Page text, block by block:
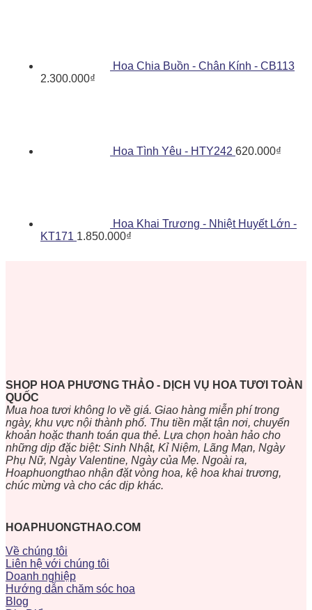
Hoa Chia Buồn - Chân Kính - CB113
2.300.000₫
Hoa Tình Yêu - HTY242 620.000₫
Hoa Khai Trương - Nhiệt Huyết Lớn -
KT171 1.850.000₫
SHOP HOA PHƯƠNG THẢO - DỊCH VỤ HOA TƯƠI TOÀN
QUỐC
Mua hoa tươi không lo về giá. Giao hàng miễn phí trong
ngày, khu vực nội thành phố. Thu tiền mặt tận nơi, chuyển
khoản hoặc thanh toán qua thẻ. Lựa chọn hoàn hảo cho
những dịp đặc biệt: Sinh Nhật, Kỉ Niệm, Lãng Mạn, Ngày
Phụ Nữ, Ngày Valentine, Ngày của Mẹ. Ngoài ra,
Hoaphuongthao nhận đặt vòng hoa, kệ hoa khai trương,
chúc mừng và cho các dịp khác.
HOAPHUONGTHAO.COM
Về chúng tôi
Liên hệ với chúng tôi
Doanh nghiệp
Hướng dẫn chăm sóc hoa
Blog